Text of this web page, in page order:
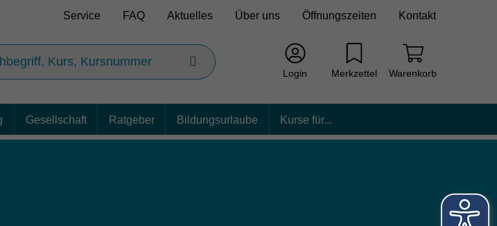
Service FAQ Aktuelles Über uns Öffnungszeiten Kontakt
Login Merkzettel Warenkorb
Gesellschaft Ratgeber Bildungsurlaube Kurse für...